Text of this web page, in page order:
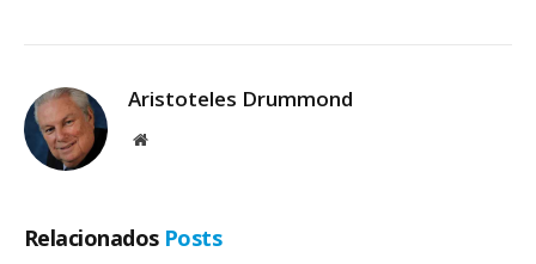
Aristoteles Drummond
Site
Relacionados Posts